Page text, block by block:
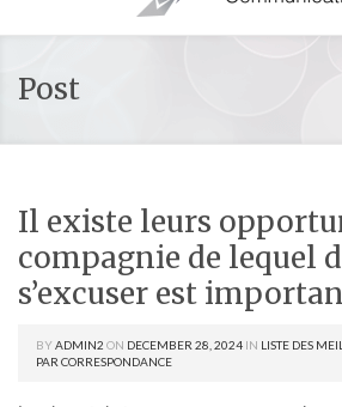
Post
Il existe leurs
compagnie de lequel
s’excuser est
BY ADMIN2 ON DECEMBER 28, 2024 IN LISTE DES
PAR CORRESPONDANCE